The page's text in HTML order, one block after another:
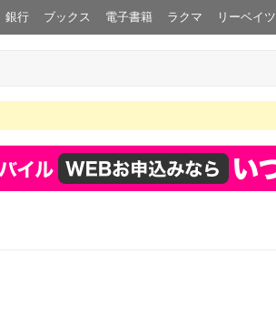
銀行 ブックス 電子書籍 ラクマ リーベイツ